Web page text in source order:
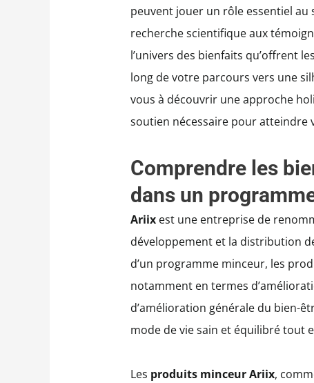
peuvent jouer un rôle essentiel au
recherche scientifique aux
l’univers des bienfaits qu’offrent
long de votre parcours vers une
vous à découvrir une approche
soutien nécessaire pour atteindre
Comprendre les
dans un
Ariixest une entreprise de
développement et la distribution
d’un programme minceur, les
notamment en termes
d’amélioration générale du bien-
mode de vie sain et équilibré tout
Les produits minceur Ariix,